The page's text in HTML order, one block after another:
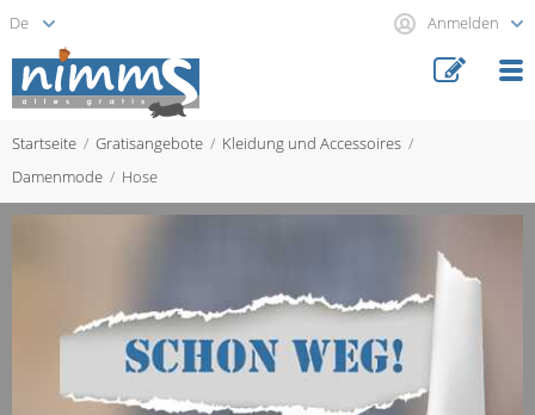
Anmelden
Startseite Gratisangebote
Kleidung und Accessoires
Damenmode
Hose